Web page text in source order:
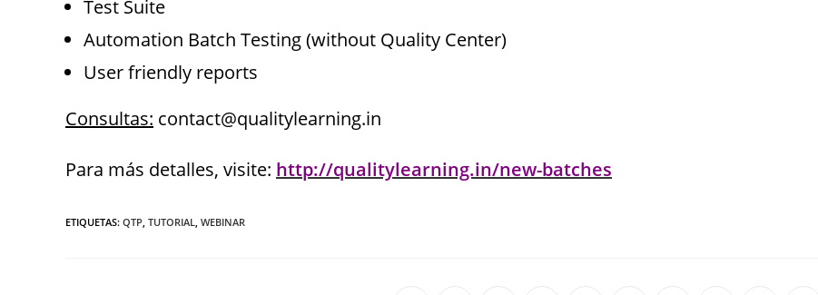
Test Suite
Automation Batch Testing (without Quality Center)
User friendly reports
Consultas: contact@qualitylearning.in
Para más detalles, visite: http://qualitylearning.in/new-batches
ETIQUETAS: QTP, TUTORIAL, WEBINAR